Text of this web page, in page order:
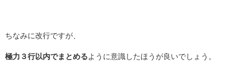
ちなみに改行ですが、
極力３行以内でまとめる ように意識したほうが良いでしょう。